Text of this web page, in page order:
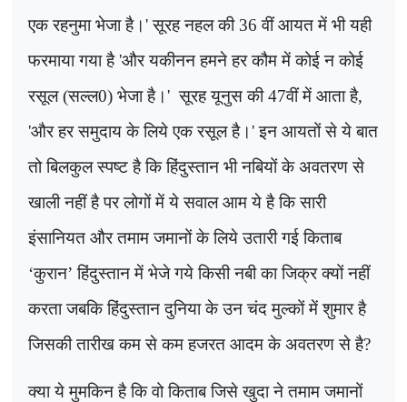
एक रहनुमा भेजा है।'सूरह नहल की 36 वीं आयत में भी यही
फरमाया गया है'और यकीनन हमने हर कौम में कोई न कोई
रसूल (सल्ल0) भेजा है।' सूरह यूनुस की47वीं में आता है,
'और हर समुदाय के लिये एक रसूल है।'इन आयतों से ये बात
तो बिलकुल स्पष्ट है कि हिंदुस्तान भी नबियों के अवतरण से
खाली नहीं है पर लोगों में ये सवाल आम ये है कि सारी
इंसानियत और तमाम जमानों के लिये उतारी गई किताब
‘कुरान’ हिंदुस्तान में भेजे गये किसी नबी का जिक्र क्यों नहीं
करता जबकि हिंदुस्तान दुनिया के उन चंद मुल्कों में शुमार है
जिसकी तारीख कम से कम हजरत आदम के अवतरण से है?
क्या ये मुमकिन है कि वो किताब जिसे खुदा ने तमाम जमानों